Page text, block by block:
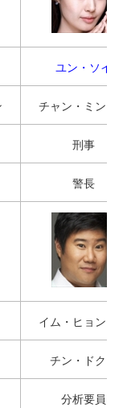
ユン・ソイ
チャン・ミンジ
刑事
警長
イム・ヒョンソ
チン・ドクフ
分析要員